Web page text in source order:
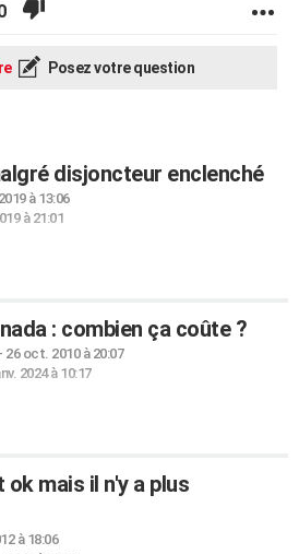
Posez votre question
disjoncteur enclenché
à 13:06
à 21:01
: combien ça coûte ?
26 oct. 2010 à 20:07
2024 à 10:17
mais il n'y a plus
à 18:06